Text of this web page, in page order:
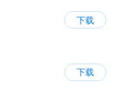
下载
下载